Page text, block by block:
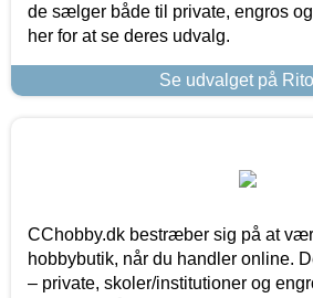
de sælger både til private, engros
her for at se deres udvalg.
Se udvalget på
CChobby.dk bestræber sig på at
hobbybutik, når du handler online.
– private, skoler/institutioner og